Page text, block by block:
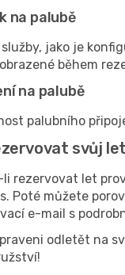
na palubě
služby, jako je
během
na palubě
palubního
svůj
rezervovat let
Poté můžete
e-mail s
odletět na